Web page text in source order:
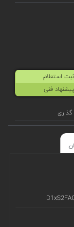
ثبت استعلام
پیشنهاد فنی